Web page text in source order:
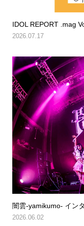
IDOL REPORT .mag
2026.07.17
闇雲-yamikumo- イン
2026.06.02